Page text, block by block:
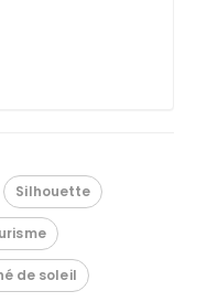
Silhouette
de soleil